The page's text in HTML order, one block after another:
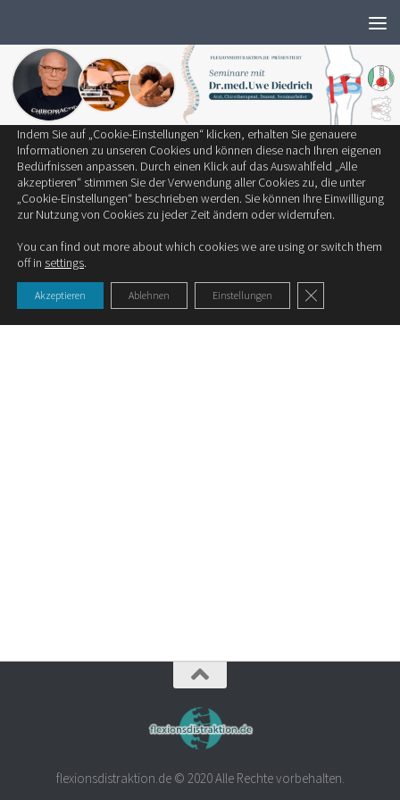
SCHLAGWÖRTER:BEFUND
STUDIEN
MRT Befunde bei asymptomatischen
Jugendlichen
flexionsdistraktion.de © 2020 Alle Rechte vorbehalten.
Wir verwenden ausschließlich notwendige Cookies, um die bestmögliche
Zum Einsatz kommen auf unserer Seite:
Technisch notwendige Cookies
Statistik-Cookies
Cookies von Drittanbietern
Indem Sie auf „Cookie-Einstellungen“ klicken, erhalten Sie genauere
Informationen zu unseren Cookies und können diese nach Ihren eigenen
Bedürfnissen anpassen. Durch einen Klick auf das Auswahlfeld „Alle
akzeptieren“ stimmen Sie der Verwendung aller Cookies zu, die unter
„Cookie-Einstellungen“ beschrieben werden. Sie können Ihre Einwilligung
zur Nutzung von Cookies zu jeder Zeit ändern oder widerrufen.
You can find out more about which cookies we are using or switch them
off in settings.
Akzeptieren Ablehnen Einstellungen GDPR Cookie-